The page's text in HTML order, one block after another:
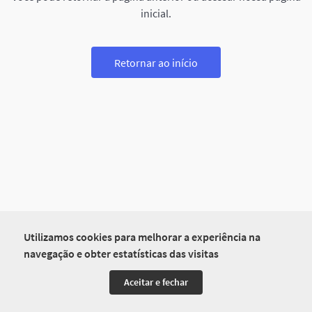
Utilizamos cookies para melhorar a experiência na
navegação e obter estatísticas das visitas
Aceitar e fechar
inicial.
Retornar ao início